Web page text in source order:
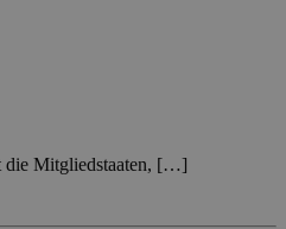
die Mitgliedstaaten, […]